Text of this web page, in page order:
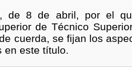
de 8 de abril, por el
de Técnico
cuerda, se fijan los
en este título.